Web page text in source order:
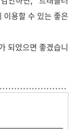
용할 수 있는 좋은
되었으면 좋겠습니